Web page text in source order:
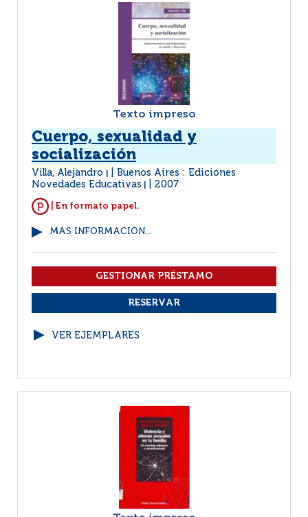
Texto impreso
Cuerpo, sexualidad y
socialización
Villa, Alejandro
Buenos Aires : Ediciones
Novedades Educativas
2007
| En formato papel.
MÁS INFORMACIÓN...
VER EJEMPLARES